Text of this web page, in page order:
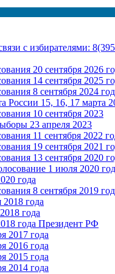
с избирателями:
20 сентября 2026
14 сентября 2025
8 сентября 2024
России 15, 16, 17 марта
10 сентября 2023
23 апреля 2023
11 сентября 2022
19 сентября 2021
13 сентября 2020
1 июля 2020
года
8 сентября 2019
года
года
года Президент РФ
2017 года
2016 года
2015 года
2014 года